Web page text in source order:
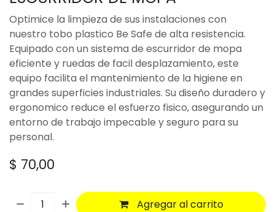
Optimice la limpieza de sus instalaciones con
nuestro tobo plastico Be Safe de alta resistencia.
Equipado con un sistema de escurridor de mopa
eficiente y ruedas de facil desplazamiento, este
equipo facilita el mantenimiento de la higiene en
grandes superficies industriales. Su diseño duradero y
ergonomico reduce el esfuerzo fisico, asegurando un
entorno de trabajo impecable y seguro para su
personal.
$ 70,00
Agregar al carrito